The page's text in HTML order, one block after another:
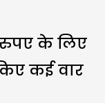
रुपए के लिए
कई वार